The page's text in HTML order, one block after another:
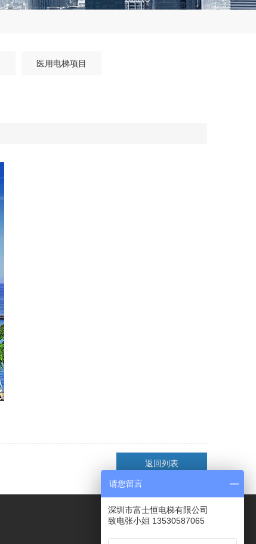
医用电梯项目
返回列表
扫一扫了解更多
请您留言
深圳市富士恒电梯有限公司
致电张小姐 13530587065